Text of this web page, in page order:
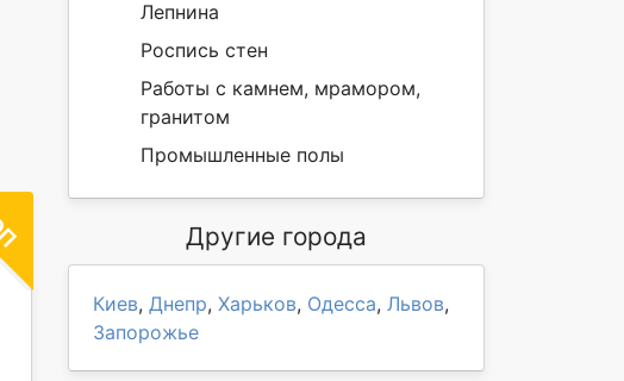
Лепнина
Роспись стен
Работы с камнем, мрамором,
гранитом
Промышленные полы
Другие города
Киев, Днепр, Харьков, Одесса, Львов,
Запорожье